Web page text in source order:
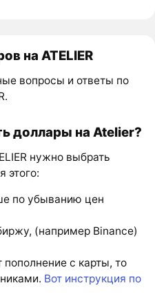
на ATELIER
вопросы и ответы по
доллары на Atelier?
нужно выбрать
этого:
по убыванию цен
(например Binance)
с карты, то
Вот инструкция по